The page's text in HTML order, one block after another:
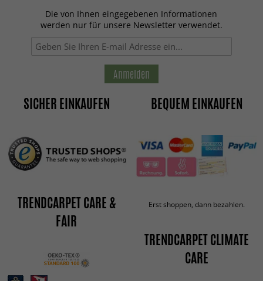
Die von Ihnen eingegebenen Informationen
werden nur für unsere Newsletter verwendet.
Anmelden
SICHER EINKAUFEN
TRENDCARPET CARE &
FAIR
BEQUEM EINKAUFEN
Erst shoppen, dann bezahlen.
TRENDCARPET CLIMATE
CARE